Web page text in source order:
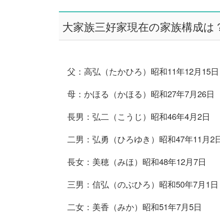
大家族三好家現在の家族構成は
父：高弘（たかひろ）昭和11年12月15日
母：かほる（かほる）昭和27年7月26日
長男：弘二（こうじ）昭和46年4月2日
二男：弘勇（ひろゆき）昭和47年11月2
長女：美穂（みほ）昭和48年12月7日
三男：信弘（のぶひろ）昭和50年7月1日
二女：美香（みか）昭和51年7月5日